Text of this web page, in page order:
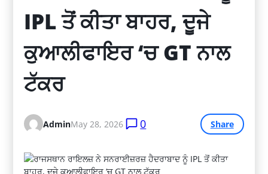
IPL ਤੋਂ ਕੀਤਾ ਬਾਹਰ, ਦੂਜੇ
ਕੁਆਲੀਫਾਇਰ ‘ਚ GT ਨਾਲ
ਟੱਕਰ
AdminMay 28, 2026 0 Share